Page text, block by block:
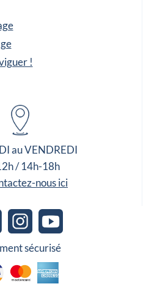
!
au VENDREDI
/ 14h-18h
nous ici
sécurisé